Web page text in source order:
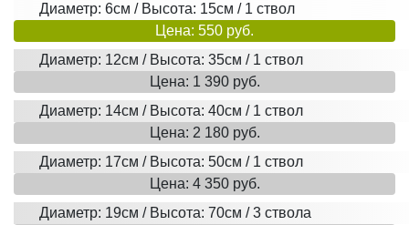
Диаметр: 6см / Высота: 15см / 1 ствол
Цена: 550 руб.
Диаметр: 12см / Высота: 35см / 1 ствол
Цена: 1 390 руб.
Диаметр: 14см / Высота: 40см / 1 ствол
Цена: 2 180 руб.
Диаметр: 17см / Высота: 50см / 1 ствол
Цена: 4 350 руб.
Диаметр: 19см / Высота: 70см / 3 ствола